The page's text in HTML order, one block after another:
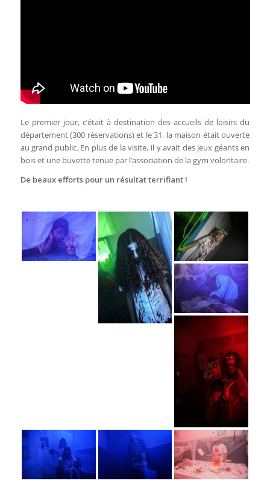
Le premier jour, c’était à destination des accueils de loisirs du
département (300 réservations) et le 31, la maison était ouverte
au grand public. En plus de la visite, il y avait des jeux géants en
bois et une buvette tenue par l’association de la gym volontaire.
De beaux efforts pour un résultat terrifiant !